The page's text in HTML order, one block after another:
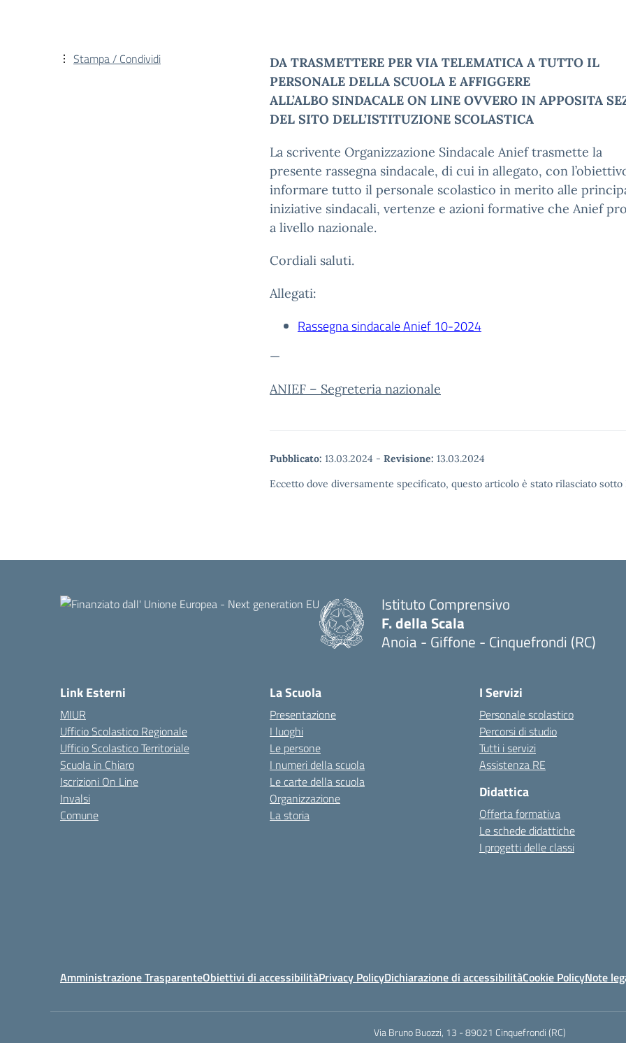
DA TRASMETTERE PER VIA TELEMATICA A TUTTO IL
PERSONALE DELLA SCUOLA E AFFIGGERE
ALL’ALBO SINDACALE ON LINE OVVERO IN APPOSITA
DEL SITO DELL’ISTITUZIONE SCOLASTICA
La scrivente Organizzazione Sindacale Anief trasmette la
presente rassegna sindacale, di cui in allegato, con
informare tutto il personale scolastico in merito alle
iniziative sindacali, vertenze e azioni formative che Anief
a livello nazionale.
Cordiali saluti.
Allegati:
Rassegna sindacale Anief 10-2024
—
ANIEF – Segreteria nazionale
Pubblicato: 13.03.2024 - Revisione: 13.03.2024
Eccetto dove diversamente specificato, questo articolo è stato rilasciato
Stampa / Condividi
Istituto Comprensivo
F. della Scala
Anoia - Giffone - Cinquefrondi (RC)
Link Esterni
MIUR
Ufficio Scolastico Regionale
Ufficio Scolastico Territoriale
Scuola in Chiaro
Iscrizioni On Line
Invalsi
Comune
La Scuola
Presentazione
I luoghi
Le persone
I numeri della scuola
Le carte della scuola
Organizzazione
La storia
I Servizi
Personale scolastico
Percorsi di studio
Tutti i servizi
Assistenza RE
Didattica
Offerta formativa
Le schede didattiche
I progetti delle classi
Amministrazione TrasparenteObiettivi di accessibilitàPrivacy PolicyDichiarazione di accessibilitàCookie PolicyNote
Via Bruno Buozzi, 13 - 89021 Cinquefrondi (RC)